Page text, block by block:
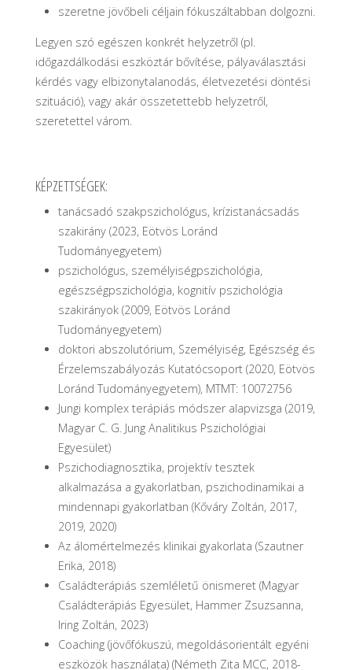
szeretne jövőbeli céljain fókuszáltabban dolgozni.
Legyen szó egészen konkrét helyzetről (pl.
időgazdálkodási eszköztár bővítése, pályaválasztási
kérdés vagy elbizonytalanodás, életvezetési döntési
szituáció), vagy akár összetettebb helyzetről,
szeretettel várom.
KÉPZETTSÉGEK:
tanácsadó szakpszichológus, krízistanácsadás
szakirány (2023, Eötvös Loránd
Tudományegyetem)
pszichológus, személyiségpszichológia,
egészségpszichológia, kognitív pszichológia
szakirányok (2009, Eötvös Loránd
Tudományegyetem)
doktori abszolutórium, Személyiség, Egészség és
Érzelemszabályozás Kutatócsoport (2020, Eötvös
Loránd Tudományegyetem), MTMT: 10072756
Jungi komplex terápiás módszer alapvizsga (2019,
Magyar C. G. Jung Analitikus Pszichológiai
Egyesület)
Pszichodiagnosztika, projektív tesztek
alkalmazása a gyakorlatban, pszichodinamikai a
mindennapi gyakorlatban (Kőváry Zoltán, 2017,
2019, 2020)
Az álomértelmezés klinikai gyakorlata (Szautner
Erika, 2018)
Családterápiás szemléletű önismeret (Magyar
Családterápiás Egyesület, Hammer Zsuzsanna,
Iring Zoltán, 2023)
Coaching (jövőfókuszú, megoldásorientált egyéni
eszközök használata) (Németh Zita MCC, 2018-